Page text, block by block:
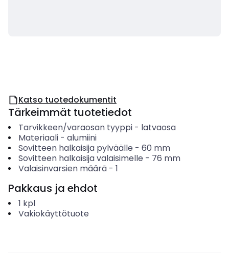
Katso tuotedokumentit
Tärkeimmät tuotetiedot
Tarvikkeen/varaosan tyyppi- latvaosa
Materiaali- alumiini
Sovitteen halkaisija pylväälle - 60 mm
Sovitteen halkaisija valaisimelle - 76 mm
Valaisinvarsien määrä- 1
Pakkaus ja ehdot
1 kpl
Vakiokäyttötuote